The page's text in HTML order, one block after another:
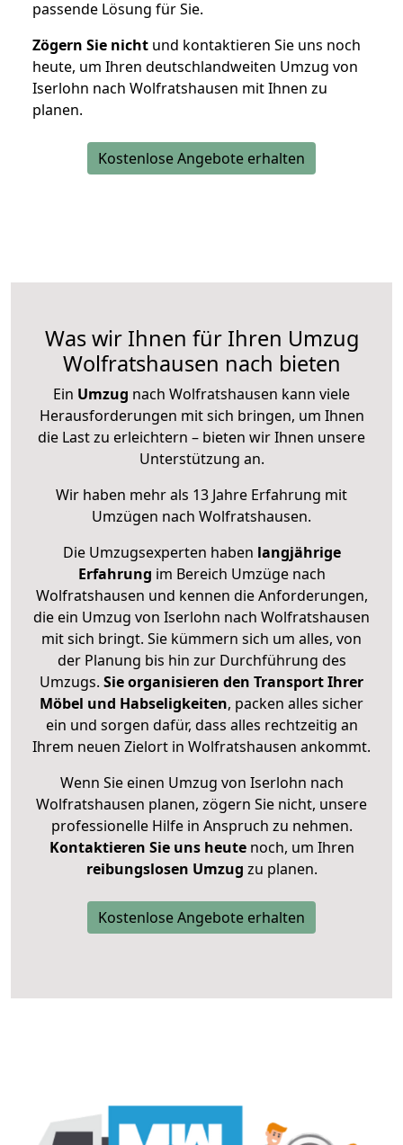
passende Lösung für Sie.
Zögern Sie nicht und kontaktieren Sie uns noch
heute, um Ihren deutschlandweiten Umzug von
Iserlohn nach Wolfratshausen mit Ihnen zu
planen.
Kostenlose Angebote erhalten
Was wir Ihnen für Ihren Umzug
Wolfratshausen nach bieten
Ein Umzug nach Wolfratshausen kann viele
Herausforderungen mit sich bringen, um Ihnen
die Last zu erleichtern – bieten wir Ihnen unsere
Unterstützung an.
Wir haben mehr als 13 Jahre Erfahrung mit
Umzügen nach Wolfratshausen.
Die Umzugsexperten haben langjährige
Erfahrung im Bereich Umzüge nach
Wolfratshausen und kennen die Anforderungen,
die ein Umzug von Iserlohn nach Wolfratshausen
mit sich bringt. Sie kümmern sich um alles, von
der Planung bis hin zur Durchführung des
Umzugs. Sie organisieren den Transport Ihrer
Möbel und Habseligkeiten, packen alles sicher
ein und sorgen dafür, dass alles rechtzeitig an
Ihrem neuen Zielort in Wolfratshausen ankommt.
Wenn Sie einen Umzug von Iserlohn nach
Wolfratshausen planen, zögern Sie nicht, unsere
professionelle Hilfe in Anspruch zu nehmen.
Kontaktieren Sie uns heutenoch, um Ihren
reibungslosen Umzug zu planen.
Kostenlose Angebote erhalten